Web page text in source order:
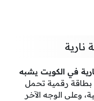
في الكويت يشبه
رقمية تحمل
وعلى الوجه الآخر